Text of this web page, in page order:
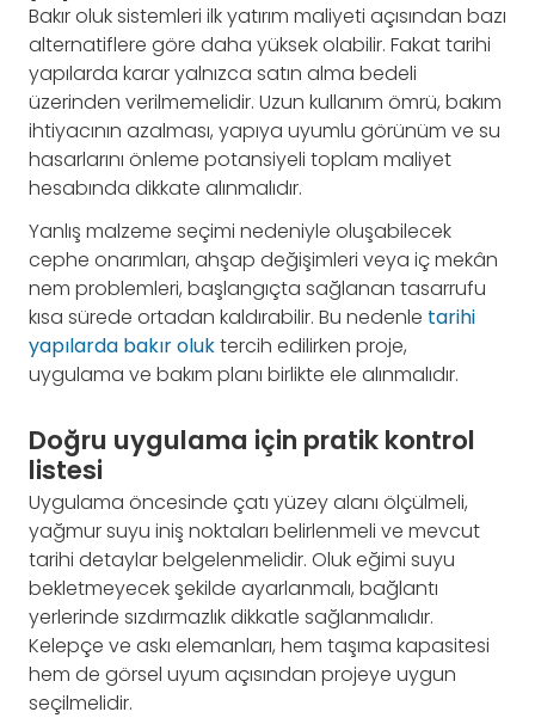
Bakır oluk sistemleri ilk yatırım maliyeti açısından bazı
alternatiflere göre daha yüksek olabilir. Fakat tarihi
yapılarda karar yalnızca satın alma bedeli
üzerinden verilmemelidir. Uzun kullanım ömrü, bakım
ihtiyacının azalması, yapıya uyumlu görünüm ve su
hasarlarını önleme potansiyeli toplam maliyet
hesabında dikkate alınmalıdır.
Yanlış malzeme seçimi nedeniyle oluşabilecek
cephe onarımları, ahşap değişimleri veya iç mekân
nem problemleri, başlangıçta sağlanan tasarrufu
kısa sürede ortadan kaldırabilir. Bu nedenle tarihi
yapılarda bakır oluktercih edilirken proje,
uygulama ve bakım planı birlikte ele alınmalıdır.
Doğru uygulama için pratik kontrol
listesi
Uygulama öncesinde çatı yüzey alanı ölçülmeli,
yağmur suyu iniş noktaları belirlenmeli ve mevcut
tarihi detaylar belgelenmelidir. Oluk eğimi suyu
bekletmeyecek şekilde ayarlanmalı, bağlantı
yerlerinde sızdırmazlık dikkatle sağlanmalıdır.
Kelepçe ve askı elemanları, hem taşıma kapasitesi
hem de görsel uyum açısından projeye uygun
seçilmelidir.